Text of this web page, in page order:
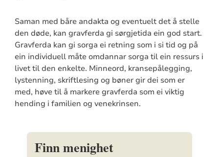
Saman med båre andakta og eventuelt det å stelle
den døde, kan gravferda gi sørgjetida ein god start.
Gravferda kan gi sorga ei retning som i si tid og på
ein individuell måte omdannar sorga til ein ressurs i
livet til den enkelte. Minneord, kransepålegging,
lystenning, skriftlesing og bøner gir dei som er
med, høve til å markere gravferda som ei viktig
hending i familien og venekrinsen.
Finn menighet